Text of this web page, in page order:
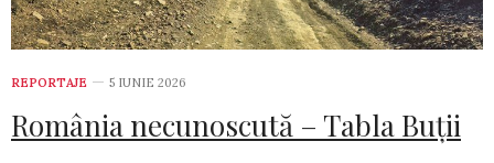
REPORTAJE 5 IUNIE 2026
România necunoscută – Tabla Buții